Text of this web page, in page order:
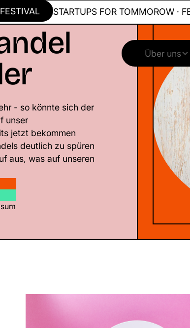
STARTUPS FOR TOMMOROW ·
Über uns
- so könnte sich der
unser
jetzt bekommen
deutlich zu spüren
aus, was auf unseren